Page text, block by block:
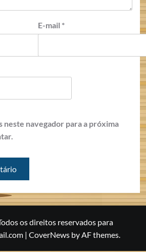
E-mail *
neste navegador para a próxima
os direitos reservados para
| CoverNewsby AF themes.